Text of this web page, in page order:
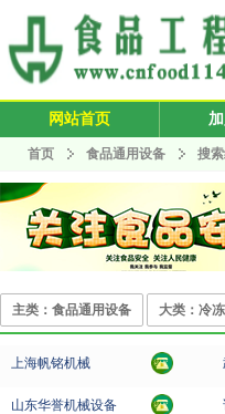
网站首页
首页 食品通用设备 搜
主类：食品通用设备 大类：冷
上海帆铭机械
山东华誉机械设备